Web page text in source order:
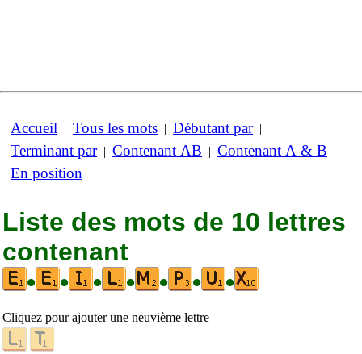
Accueil | Tous les mots | Débutant par|
Terminant par| Contenant AB | Contenant A & B |
En position
Liste des mots de 10 lettres
contenant
•
• • • • • •
Cliquez pour ajouter une neuvième lettre